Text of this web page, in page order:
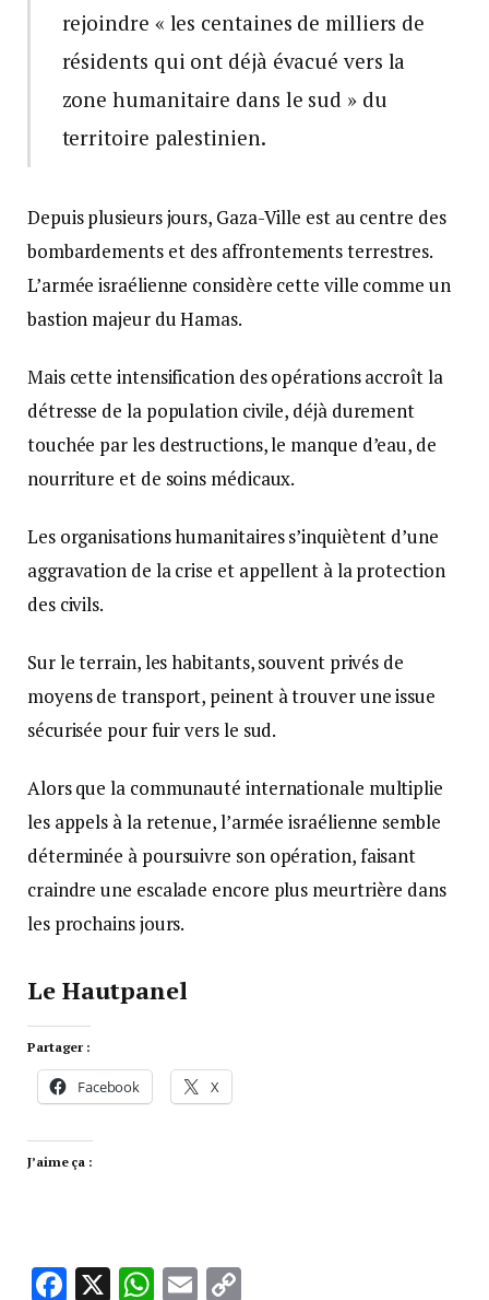
rejoindre « les centaines de milliers de
résidents qui ont déjà évacué vers la
zone humanitaire dans le sud » du
territoire palestinien.
Depuis plusieurs jours, Gaza-Ville est au centre des
bombardements et des affrontements terrestres.
L’armée israélienne considère cette ville comme un
bastion majeur du Hamas.
Mais cette intensification des opérations accroît la
détresse de la population civile, déjà durement
touchée par les destructions, le manque d’eau, de
nourriture et de soins médicaux.
Les organisations humanitaires s’inquiètent d’une
aggravation de la crise et appellent à la protection
des civils.
Sur le terrain, les habitants, souvent privés de
moyens de transport, peinent à trouver une issue
sécurisée pour fuir vers le sud.
Alors que la communauté internationale multiplie
les appels à la retenue, l’armée israélienne semble
déterminée à poursuivre son opération, faisant
craindre une escalade encore plus meurtrière dans
les prochains jours.
Le Hautpanel
Partager :
Facebook X
J’aime ça :
Facebook
X WhatsApp
Email